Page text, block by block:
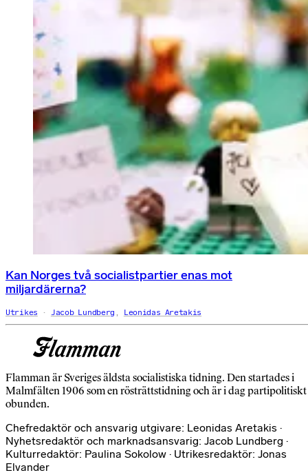
Kan Norges två socialistpartier enas mot
miljardärerna?
Utrikes Jacob Lundberg , Leonidas Aretakis
Flamman är Sveriges äldsta socialistiska tidning. Den startades i
Malmfälten 1906 som en rösträttstidning och är i dag partipolitiskt
obunden.
Chefredaktör och ansvarig utgivare: Leonidas Aretakis ·
Nyhetsredaktör och marknadsansvarig: Jacob Lundberg ·
Kulturredaktör: Paulina Sokolow · Utrikesredaktör: Jonas
Elvander